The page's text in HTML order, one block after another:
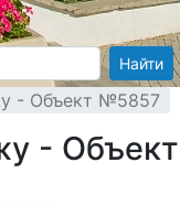
Найти
- Объект №5857
- Объект